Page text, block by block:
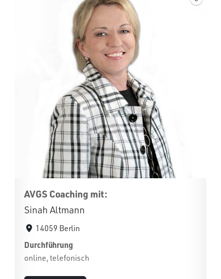
AVGS Coaching mit:
Sinah Altmann
14059 Berlin
Durchführung
online, telefonisch